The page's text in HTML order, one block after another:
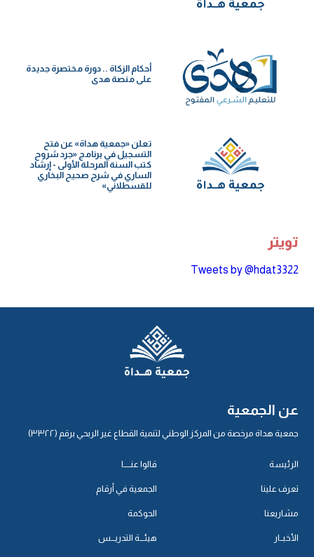
أحكام الزكاة .. دورة مختصرة جديدة
على منصة هدى
تعلن «جمعية هداة» عن فتح
التسجيل في برنامج «جرد شروح
كتب السنة️ المرحلة الأولى - إرشاد
الساري في شرح صحيح البخاري
للقسطلاني»
تويتر
Tweets by @hdat3322
عن الجمعية
جمعية هداة مرخصة من المركز الوطني لتنمية القطاع غير الربحي برقم (٣٣٢٢)
الرئيسة
تعرف علينا
مشاريعنا
الأخبــار
قالوا عنـــــا
الجمعية في أرقام
الحوكمة
هيئـــة التدريـــس